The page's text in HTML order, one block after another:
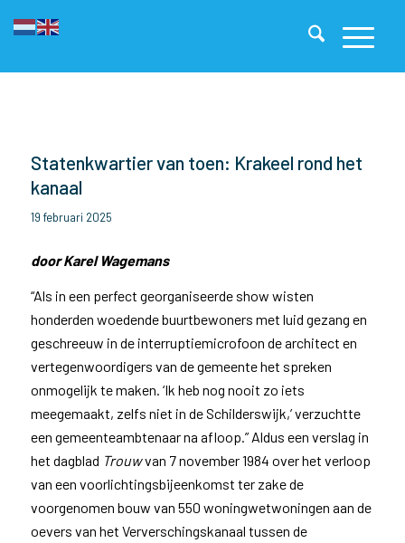
Statenkwartier van toen: Krakeel rond het
kanaal
19 februari 2025
door Karel Wagemans
“Als in een perfect georganiseerde show wisten
honderden woedende buurtbewoners met luid gezang en
geschreeuw in de interruptiemicrofoon de architect en
vertegenwoordigers van de gemeente het spreken
onmogelijk te maken. ‘Ik heb nog nooit zo iets
meegemaakt, zelfs niet in de Schilderswijk,’ verzuchtte
een gemeenteambtenaar na afloop.” Aldus een verslag in
het dagblad Trouwvan 7 november 1984 over het verloop
van een voorlichtingsbijeenkomst ter zake de
voorgenomen bouw van 550 woningwetwoningen aan de
oevers van het Ververschingskanaal tussen de